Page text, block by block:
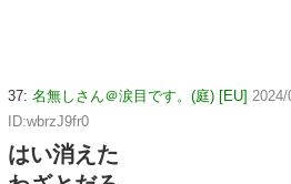
37: 名無しさん＠涙目です。(庭) [EU] 2024/
ID:wbrzJ9fr0
はい消えた